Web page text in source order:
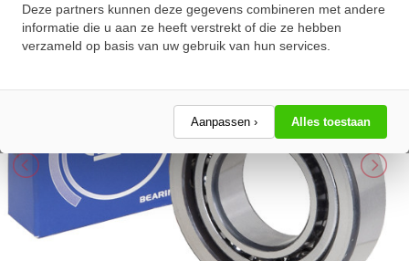
Deze partners kunnen deze gegevens combineren met andere
informatie die u aan ze heeft verstrekt of die ze hebben
verzameld op basis van uw gebruik van hun services.
Aanpassen › Alles toestaan